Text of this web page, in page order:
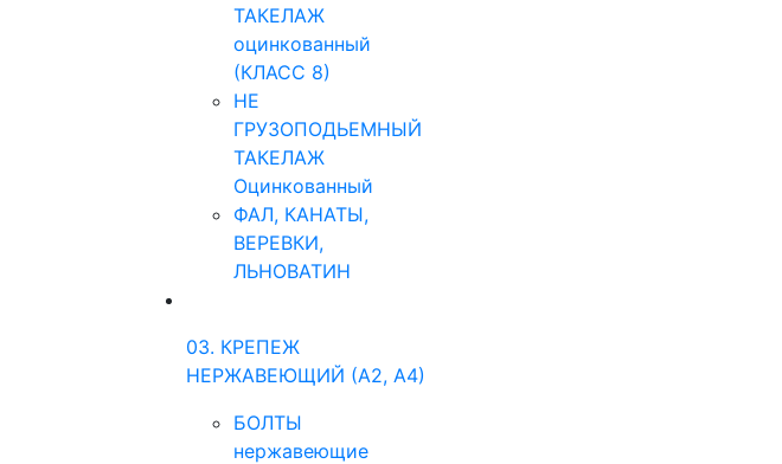
ТАКЕЛАЖ
оцинкованный
(КЛАСС 8)
НЕ
ГРУЗОПОДЬЕМНЫЙ
ТАКЕЛАЖ
Оцинкованный
ФАЛ, КАНАТЫ,
ВЕРЕВКИ,
ЛЬНОВАТИН
03. КРЕПЕЖ
НЕРЖАВЕЮЩИЙ (А2, А4)
БОЛТЫ
нержавеющие